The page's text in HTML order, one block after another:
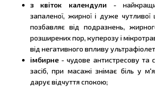
з квіток календули -
запаленої, жирної і дуже чутливої
позбавляє від подразнень,
розширених пор, куперозу і
від негативного впливу
імбирне - чудове антистресову та
засіб, при масажі знімає біль у
дарує відчуття спокою;